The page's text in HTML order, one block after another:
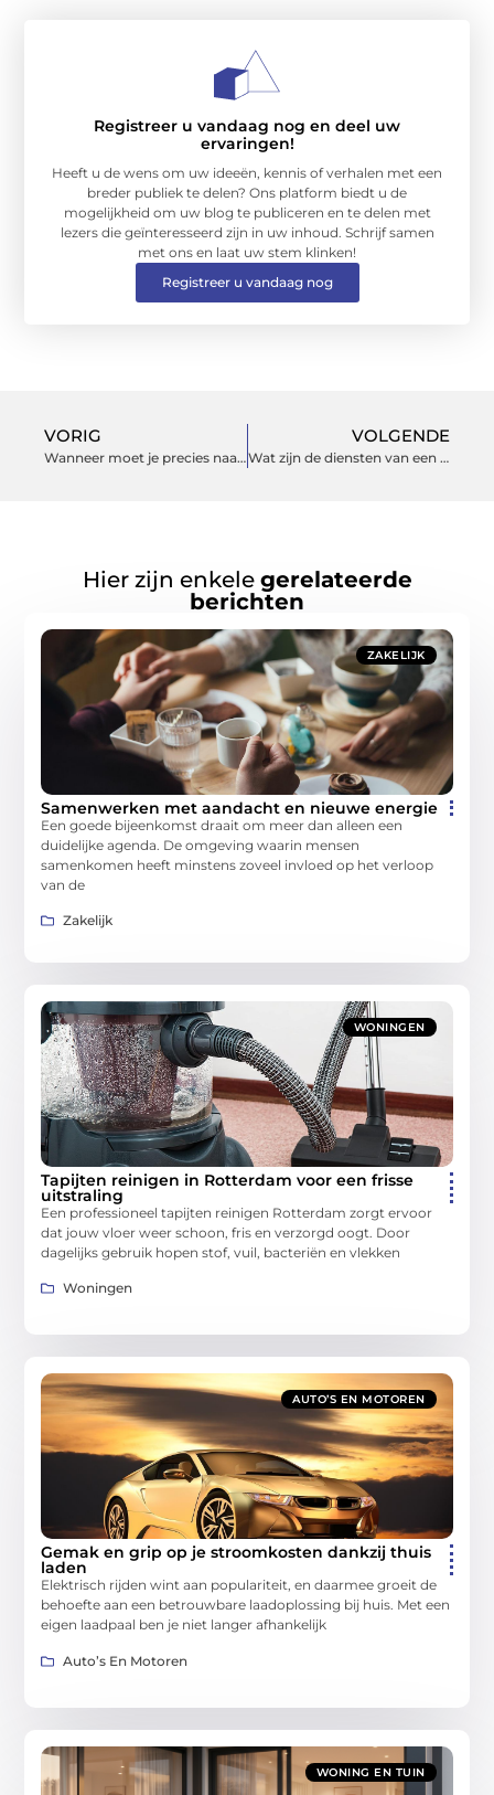
Registreer u vandaag nog en deel uw
ervaringen!
Heeft u de wens om uw ideeën, kennis of verhalen met een
breder publiek te delen? Ons platform biedt u de
mogelijkheid om uw blog te publiceren en te delen met
lezers die geïnteresseerd zijn in uw inhoud. Schrijf samen
met ons en laat uw stem klinken!
Registreer u vandaag nog
VORIG
Wanneer moet je precies naar de fysiotherapeut in IJsselstein?
VOLGENDE
Wat zijn de diensten van een slotenmaker
Hier zijn enkele gerelateerde
berichten
ZAKELIJK
Samenwerken met aandacht en nieuwe energie
Een goede bijeenkomst draait om meer dan alleen een
duidelijke agenda. De omgeving waarin mensen
samenkomen heeft minstens zoveel invloed op het verloop
van de
Zakelijk
WONINGEN
Tapijten reinigen in Rotterdam voor een frisse
uitstraling
Een professioneel tapijten reinigen Rotterdam zorgt ervoor
dat jouw vloer weer schoon, fris en verzorgd oogt. Door
dagelijks gebruik hopen stof, vuil, bacteriën en vlekken
Woningen
AUTO’S EN MOTOREN
Gemak en grip op je stroomkosten dankzij thuis
laden
Elektrisch rijden wint aan populariteit, en daarmee groeit de
behoefte aan een betrouwbare laadoplossing bij huis. Met een
eigen laadpaal ben je niet langer afhankelijk
Auto’s En Motoren
WONING EN TUIN